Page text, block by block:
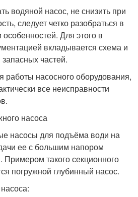
водяной насос, не снизить при
следует четко разобраться в
Для этого в
вкладывается схема и
частей.
работы насосного оборудования,
все неисправности
насоса
насосы для подъёма води на
ее с большим напором
Примером такого секционного
погружной глубинный насос.